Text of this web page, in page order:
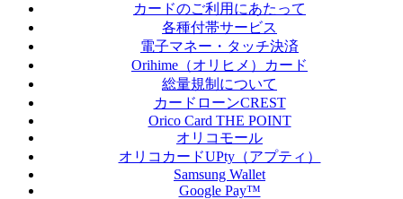
カードのご利用にあたって
各種付帯サービス
電子マネー・タッチ決済
Orihime（オリヒメ）カード
総量規制について
カードローンCREST
Orico Card THE POINT
オリコモール
オリコカードUPty（アプティ）
Samsung Wallet
Google Pay™